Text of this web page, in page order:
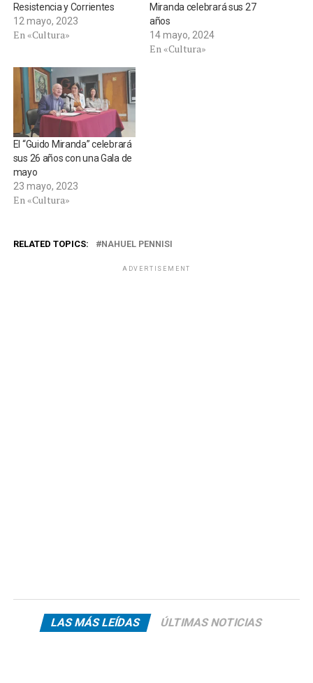
Resistencia y Corrientes
12 mayo, 2023
En «Cultura»
Miranda celebrará sus 27
años
14 mayo, 2024
En «Cultura»
El “Guido Miranda” celebrará
sus 26 años con una Gala de
mayo
23 mayo, 2023
En «Cultura»
RELATED TOPICS: NAHUEL PENNISI
ADVERTISEMENT
LAS MÁS LEÍDAS ÚLTIMAS NOTICIAS